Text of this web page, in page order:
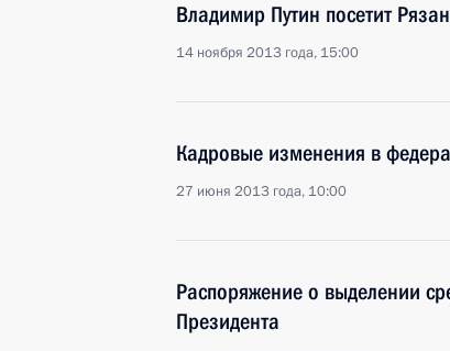
Владимир Путин посетит
14 ноября 2013 года, 15:00
Кадровые изменения в
27 июня 2013 года, 10:00
Распоряжение о выделении
Президента